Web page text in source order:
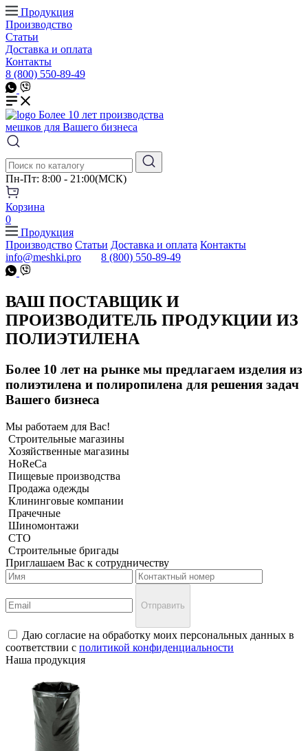
Продукция
Производство
Статьи
Доставка и оплата
Контакты
8 (800) 550-89-49
Более 10 лет производства
мешков для Вашего бизнеса
Пн-Пт: 8:00 - 21:00(МСК)
Корзина
0
Продукция
Производство Статьи Доставка и оплата Контакты
info@meshki.pro
8 (800) 550-89-49
ВАШ ПОСТАВЩИК И
ПРОИЗВОДИТЕЛЬ ПРОДУКЦИИ ИЗ
ПОЛИЭТИЛЕНА
Более 10 лет на рынке мы предлагаем изделия из
полиэтилена и полиропилена для решения задач
Вашего бизнеса
Мы работаем для Вас!
Строительные магазины
Хозяйственные магазины
HoReCa
Пищевые производства
Продажа одежды
Клининговые компании
Прачечные
Шиномонтажи
СТО
Строительные бригады
Приглашаем Вас к сотрудничеству
Отправить
Даю согласие на обработку моих персональных данных в
соответствии с политикой конфиденциальности
Наша продукция